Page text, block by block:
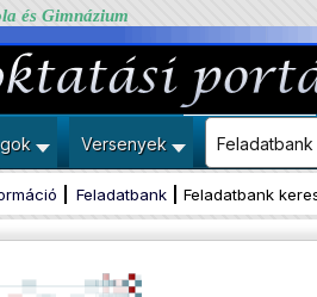
és Gimnázium
Versenyek Feladatbank
Feladatbank Feladatbank